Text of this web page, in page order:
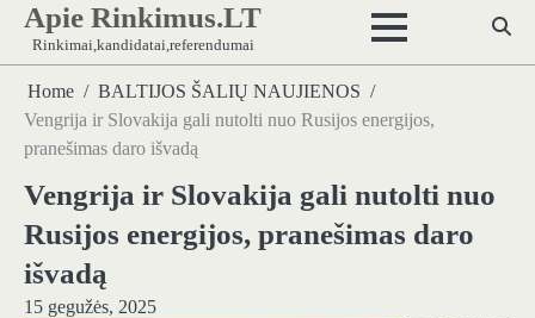
Skip
content
Apie Rinkimus.LT
Rinkimai,kandidatai,referendumai
Home
BALTIJOS ŠALIŲ NAUJIENOS
Vengrija ir Slovakija gali nutolti nuo Rusijos energijos,
pranešimas daro išvadą
Vengrija ir Slovakija gali nutolti nuo
Rusijos energijos, pranešimas daro
išvadą
15 gegužės, 2025